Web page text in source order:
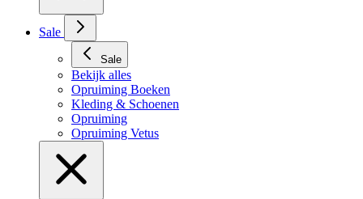
Sale
Sale
Bekijk alles
Opruiming Boeken
Kleding & Schoenen
Opruiming
Opruiming Vetus